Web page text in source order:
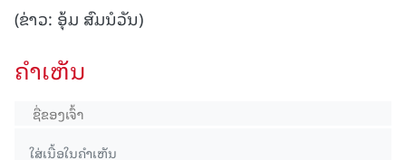
(ຂ່າວ: ອຸ້ມ ສົມນໍວັນ)
ຄໍາເຫັນ